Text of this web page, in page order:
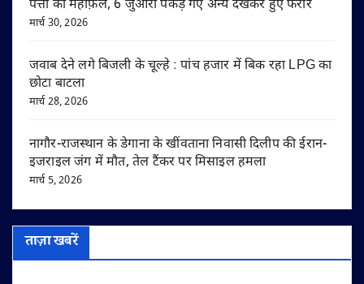
पत्तों की महफ़िल, 6 जुआरी पकड़े गए अन्य देखकर हुए फरार
मार्च 30, 2026
जवाब देने लगे बिजली के चूल्हे : पांच हजार में बिक रहा LPG का
छोटा बाटला
मार्च 28, 2026
नागौर-राजस्थान के डेगाना के खींवताना निवासी दिलीप की ईरान-
इजराइल जंग में मौत, तेल टैंकर पर मिसाइल हमला
मार्च 5, 2026
ताज़ा खबरें